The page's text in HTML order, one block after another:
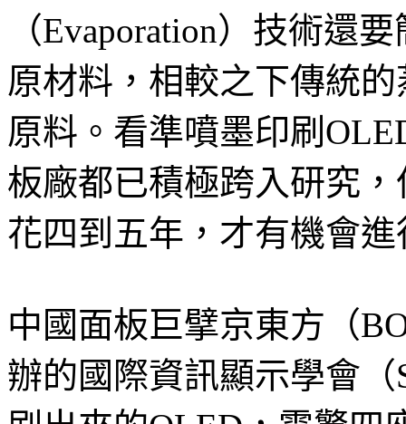
（Evaporation）技術還
原材料，相較之下傳統
原料。看準噴墨印刷
板廠都已積極跨入研究
花四到五年，才有機會
中國面板巨擘京東方（
辦的國際資訊顯示學會